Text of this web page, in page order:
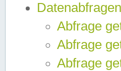
Abfrage
Abfrage
Abfrage